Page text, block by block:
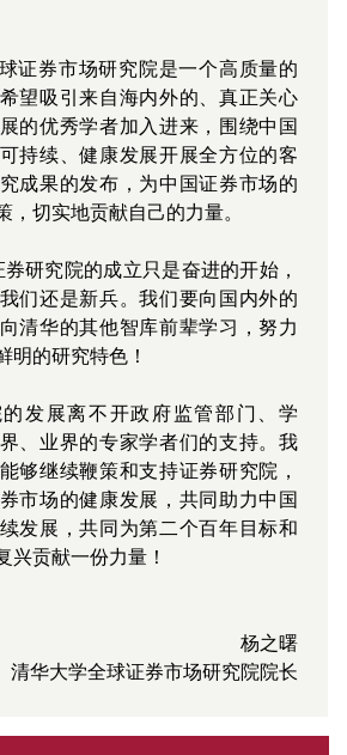
证券市场研究院是一个高质量的
望吸引来自海内外的、真正关心
的优秀学者加入进来，围绕中国
持续、健康发展开展全方位的客
成果的发布，为中国证券市场的
，切实地贡献自己的力量。
研究院的成立只是奋进的开始，
们还是新兵。我们要向国内外的
清华的其他智库前辈学习，努力
明的研究特色！
发展离不开政府监管部门、学
、业界的专家学者们的支持。我
够继续鞭策和支持证券研究院，
市场的健康发展，共同助力中国
发展，共同为第二个百年目标和
兴贡献一份力量！
杨之曙
清华大学全球证券市场研究院院长